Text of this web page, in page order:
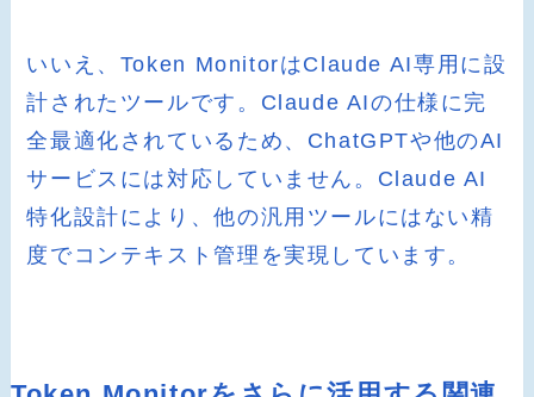
いいえ、Token MonitorはClaude AI専用に設
計されたツールです。Claude AIの仕様に完
全最適化されているため、ChatGPTや他のAI
サービスには対応していません。Claude AI
特化設計により、他の汎用ツールにはない精
度でコンテキスト管理を実現しています。